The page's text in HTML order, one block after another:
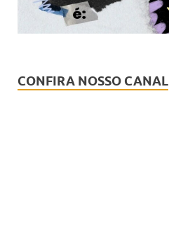
CONFIRA NOSSO CANAL